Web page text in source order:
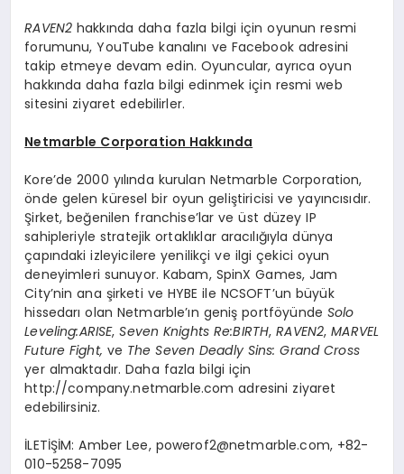
RAVEN2 hakkında daha fazla bilgi için oyunun resmi
forumunu, YouTube kanalını ve Facebook adresini
takip etmeye devam edin. Oyuncular, ayrıca oyun
hakkında daha fazla bilgi edinmek için resmi web
sitesini ziyaret edebilirler.
Netmarble Corporation Hakkında
Kore’de 2000 yılında kurulan Netmarble Corporation,
önde gelen küresel bir oyun geliştiricisi ve yayıncısıdır.
Şirket, beğenilen franchise’lar ve üst düzey IP
sahipleriyle stratejik ortaklıklar aracılığıyla dünya
çapındaki izleyicilere yenilikçi ve ilgi çekici oyun
deneyimleri sunuyor. Kabam, SpinX Games, Jam
City’nin ana şirketi ve HYBE ile NCSOFT’un büyük
hissedarı olan Netmarble’ın geniş portföyünde Solo
Leveling:ARISE,Seven Knights Re:BIRTH,RAVEN2,MARVEL
Future Fight, ve The Seven Deadly Sins: Grand Cross
yer almaktadır. Daha fazla bilgi için
http://company.netmarble.com adresini ziyaret
edebilirsiniz.
İLETİŞİM: Amber Lee, powerof2@netmarble.com, +82-
010-5258-7095